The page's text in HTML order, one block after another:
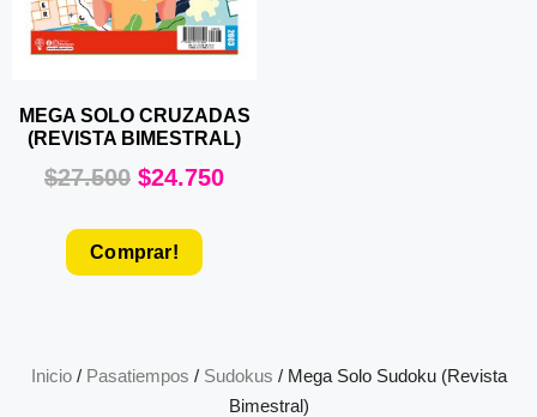
MEGA SOLO CRUZADAS
(REVISTA BIMESTRAL)
$27.500 $24.750
Comprar!
Inicio/ Pasatiempos / Sudokus / Mega Solo Sudoku (Revista
Bimestral)